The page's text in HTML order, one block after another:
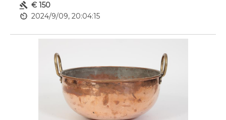
gavel € 150
av_timer 2024/9/09, 20:04:15